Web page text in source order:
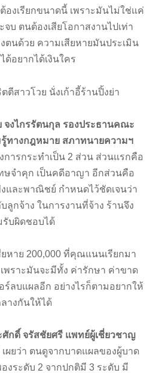
องเรียกขนาดนี้ เพราะมันไม่ใช่แค่
บ ตนต้องเสียโอกาสงานไปเท่า
ตนด้วย ความเสียหายมันประเมิน
อยากได้เงินใคร
จงไกรรัตนกุล รองประธานคณะ
รู้ทางกฎหมาย สภาทนายความฯ
ารกระทำเป็น 2 ส่วน ส่วนแรกคือ
จำคุก เป็นคดีอาญา อีกส่วนคือ
และพาณิชย์ กำหนดไว้ชัดเจนว่า
ลูกจ้าง ในการงานที่จ้าง ร้านจึง
รับผิดชอบได้
ย 200,000 ที่คุณแนนเรียกมา
พราะมันจะมีทั้ง ค่ารักษา ค่าขาด
ร์ลบแผลอีก อย่างไรก็ตามอยากให้
างกันให้ได้
ศักดิ์ จรัสชัยศรี แพทย์ผู้เชี่ยวชาญ
เผยว่า ตนดูจากบาดแผลของผู้บาด
งระดับ 2 จากปกติมี 3 ระดับ มี